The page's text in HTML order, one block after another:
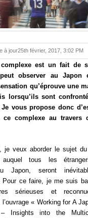
à jour25th février, 2017, 3:02 PM
est un fait de
observer au Japon
qu’éprouve une
lorsqu’ils sont
vous propose donc
ce complexe au travers
je veux aborder le sujet
auquel tous les
Japon, seront
Pour ce faire, je me suis
sérieuses et
« Working for A
– Insights into the